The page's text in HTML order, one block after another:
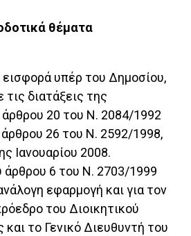
θέματα
εισφορά υπέρ του Δημοσίου,
διατάξεις της
20 του Ν. 2084/1992
άρθρου 26 του Ν. 2592/1998,
Ιανουαρίου 2008.
άρθρου 6 του Ν. 2703/1999
εφαρμογή και για τον
του Διοικητικού
το Γενικό Διευθυντή του